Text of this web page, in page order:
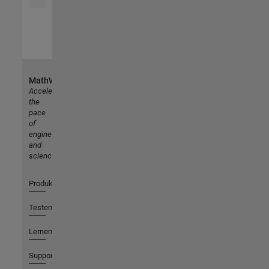
MathWorks
Accelerating
the
pace
of
engineering
and
science
Produkte
Testen oder Kaufen
Lernen
Support